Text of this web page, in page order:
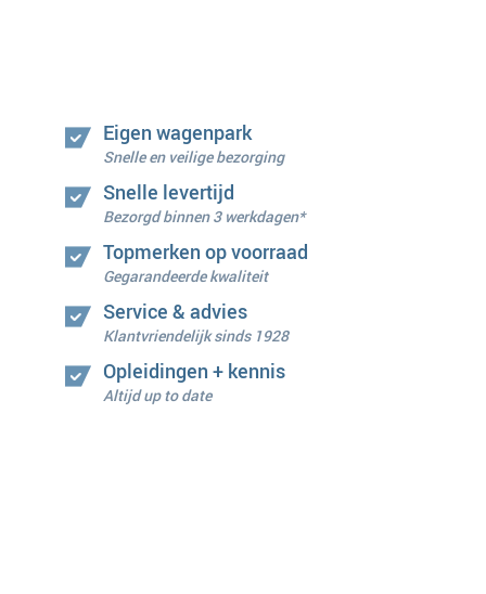
Eigen wagenpark
Snelle en veilige bezorging
Snelle levertijd
Bezorgd binnen 3 werkdagen*
Topmerken op voorraad
Gegarandeerde kwaliteit
Service & advies
Klantvriendelijk sinds 1928
Opleidingen + kennis
Altijd up to date